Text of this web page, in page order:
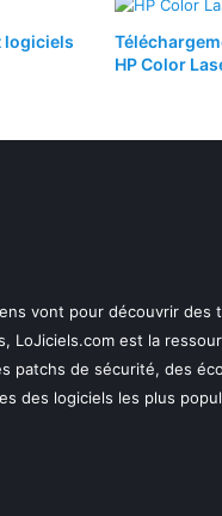
logiciels
HP Color
vont pour découvrir des
LoJiciels.com est la
patchs de sécurité, des
des logiciels les plus